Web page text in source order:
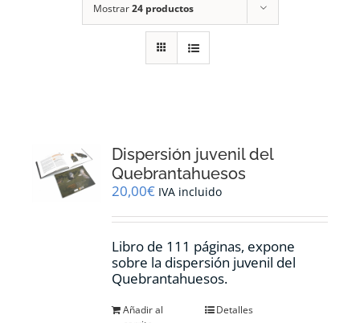
CARRITO
Mostrar24 productos
Dispersión juvenil del
Quebrantahuesos
20,00€ IVA incluido
Libro de 111 páginas, expone
sobre la dispersión juvenil del
Quebrantahuesos.
Añadir al
Detalles